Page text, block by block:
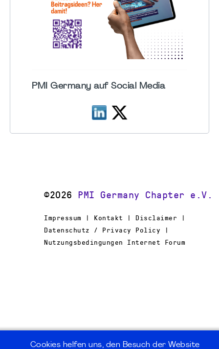
PMI Germany auf Social Media
©2026 PMI Germany Chapter e.V.
Impressum | Kontakt | Disclaimer |
Datenschutz / Privacy Policy |
Nutzungsbedingungen Internet Forum
Cookies helfen uns, den Besuch der Website